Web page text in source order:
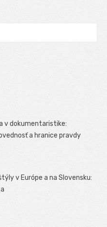
v dokumentaristike:
a hranice pravdy
v Európe a na Slovensku: